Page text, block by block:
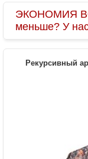
ЭКОНОМИЯ
меньше? У
Рекурсивный